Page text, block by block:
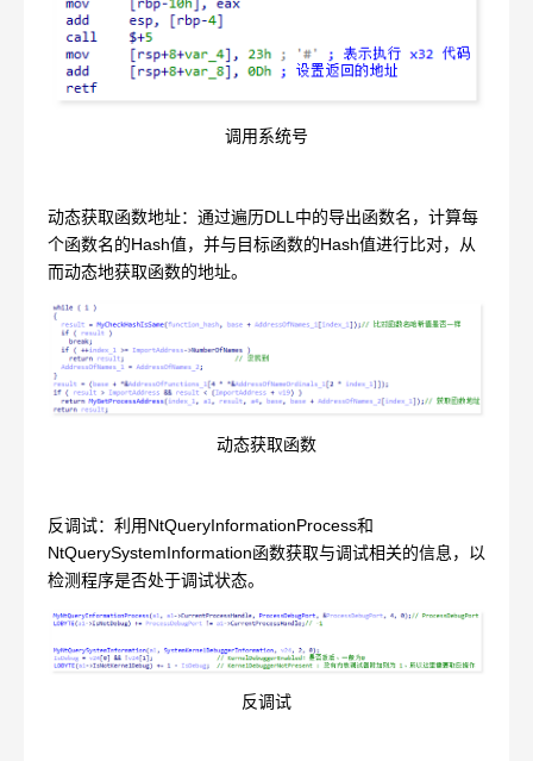
调用系统号
动态获取函数地址：通过遍历DLL中的导出函数名，计算每
个函数名的Hash值，并与目标函数的Hash值进行比对，从
而动态地获取函数的地址。
动态获取函数
反调试：利用NtQueryInformationProcess和
NtQuerySystemInformation函数获取与调试相关的信息，以
检测程序是否处于调试状态。
反调试